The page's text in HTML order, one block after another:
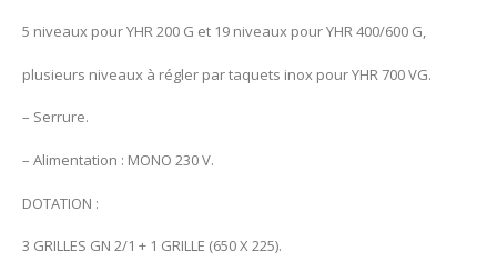
5 niveaux pour YHR 200 G et 19 niveaux pour YHR 400/600 G,
plusieurs niveaux à régler par taquets inox pour YHR 700 VG.
– Serrure.
– Alimentation : MONO 230 V.
DOTATION :
3 GRILLES GN 2/1 + 1 GRILLE (650 X 225).